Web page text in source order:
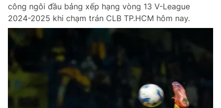
công ngôi đầu bảng xếp hạng vòng 13 V-League
2024-2025 khi chạm trán CLB TP.HCM hôm nay.